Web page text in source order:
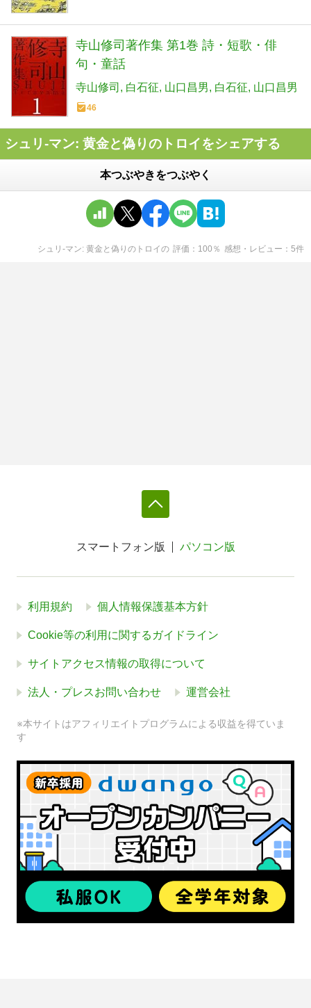
寺山修司著作集 第1巻 詩・短歌・俳
句・童話
寺山修司 白石征 山口昌男 白石征 山口昌男
46
シュリ-マン: 黄金と偽りのトロイをシェアする
本つぶやきをつぶやく
シュリ-マン: 黄金と偽りのトロイの 評価 100 ％ 感想・レビュー 5件
スマートフォン版 パソコン版
利用規約 個人情報保護基本方針
Cookie等の利用に関するガイドライン
サイトアクセス情報の取得について
法人・プレスお問い合わせ 運営会社
※本サイトはアフィリエイトプログラムによる収益を得ていま
す